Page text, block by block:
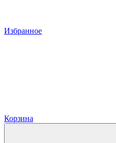
Избранное
Корзина